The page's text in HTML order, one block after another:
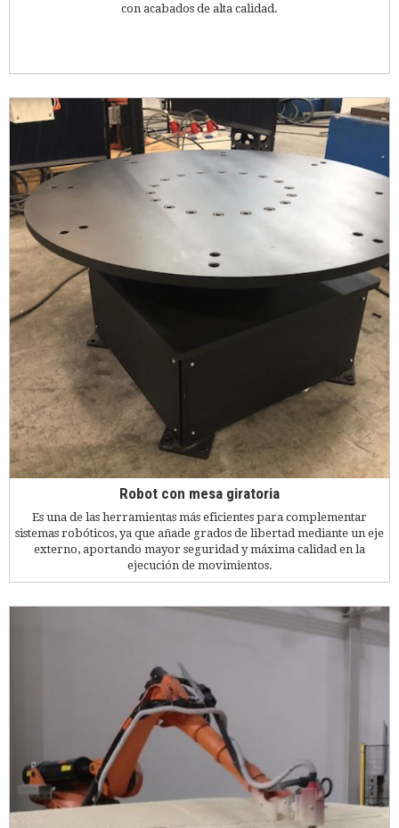
con acabados de alta calidad.
Robot con mesa giratoria
Es una de las herramientas más eficientes para complementar
sistemas robóticos, ya que añade grados de libertad mediante un eje
externo, aportando mayor seguridad y máxima calidad en la
ejecución de movimientos.